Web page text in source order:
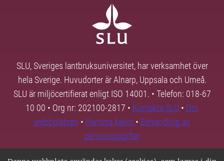
SLU, Sveriges lantbruksuniversitet, har verksamhet över
hela Sverige. Huvudorter är Alnarp, Uppsala och Umeå.
SLU är miljöcertifierat enligt ISO 14001. • Telefon: 018-67
10 00 • Org nr: 202100-2817 • Kontakta SLU • Om
webbplatsen • Hantera kakor • Behandling av
personuppgifter